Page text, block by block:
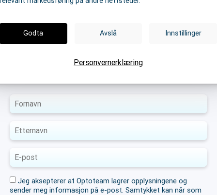
Last ned Guide: Slik skaper
vi vekst for din forretning
Jeg aksepterer at Optoteam lagrer opplysningene og
sender meg informasjon på e-post. Samtykket kan når som
Godta Avslå Innstillinger
Personvernerklæring